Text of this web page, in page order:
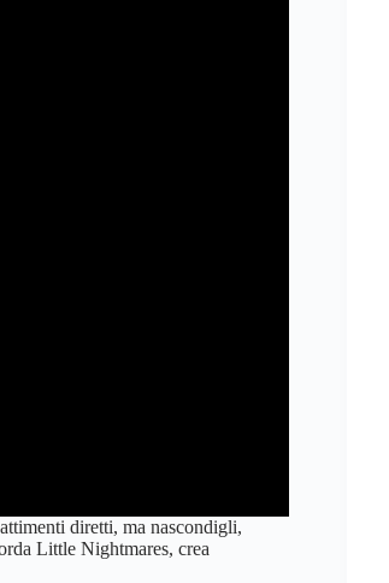
diretti, ma nascondigli,
Little Nightmares, crea